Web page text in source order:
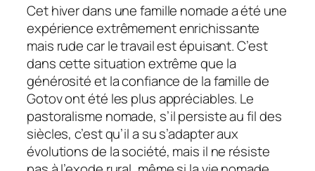
Cet hiver dans une famille nomade a été une
expérience extrêmement enrichissante
mais rude car le travail est épuisant. C’est
dans cette situation extrême que la
générosité et la confiance de la famille de
Gotov ont été les plus appréciables. Le
pastoralisme nomade, s’il persiste au fil des
siècles, c’est qu’il a su s’adapter aux
évolutions de la société, mais il ne résiste